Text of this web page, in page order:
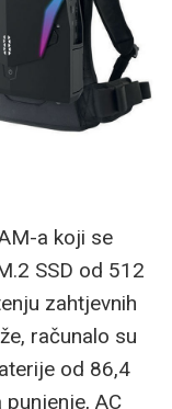
a koji se
SSD od 512
zahtjevnih
računalo su
od 86,4
AC